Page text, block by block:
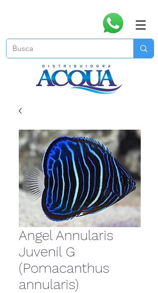
Angel Annularis
Juvenil G
(Pomacanthus
annularis)